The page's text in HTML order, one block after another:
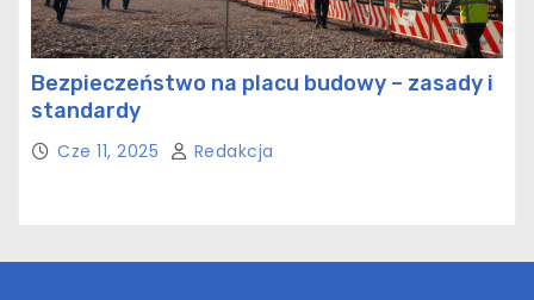
Bezpieczeństwo na placu budowy – zasady i
standardy
Cze 11, 2025 Redakcja